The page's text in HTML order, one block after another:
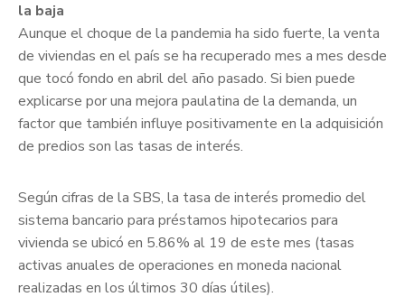
la baja
Aunque el choque de la pandemia ha sido fuerte, la venta
de viviendas en el país se ha recuperado mes a mes desde
que tocó fondo en abril del año pasado. Si bien puede
explicarse por una mejora paulatina de la demanda, un
factor que también influye positivamente en la adquisición
de predios son las tasas de interés.
Según cifras de la SBS, la tasa de interés promedio del
sistema bancario para préstamos hipotecarios para
vivienda se ubicó en 5.86% al 19 de este mes (tasas
activas anuales de operaciones en moneda nacional
realizadas en los últimos 30 días útiles).